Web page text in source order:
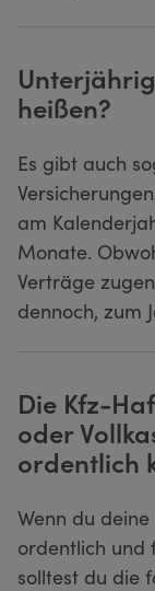
heißen?
Es gibt auch
am
Monate.
Verträge
dennoch, zum
Die Kfz-
oder
ordentlich
Wenn du
ordentlich und
solltest du die